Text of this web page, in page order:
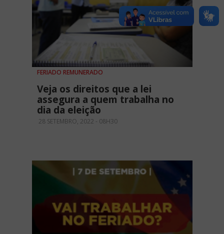
FERIADO REMUNERADO
Veja os direitos que a lei
assegura a quem trabalha no
dia da eleição
28 SETEMBRO, 2022 - 08H30